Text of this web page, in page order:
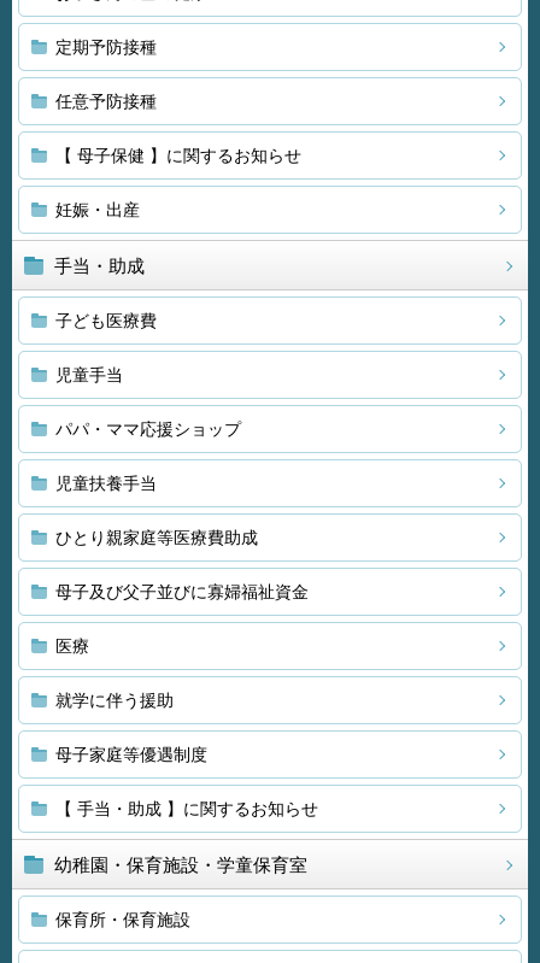
定期予防接種
任意予防接種
【 母子保健 】に関するお知らせ
妊娠・出産
手当・助成
子ども医療費
児童手当
パパ・ママ応援ショップ
児童扶養手当
ひとり親家庭等医療費助成
母子及び父子並びに寡婦福祉資金
医療
就学に伴う援助
母子家庭等優遇制度
【 手当・助成 】に関するお知らせ
幼稚園・保育施設・学童保育室
保育所・保育施設